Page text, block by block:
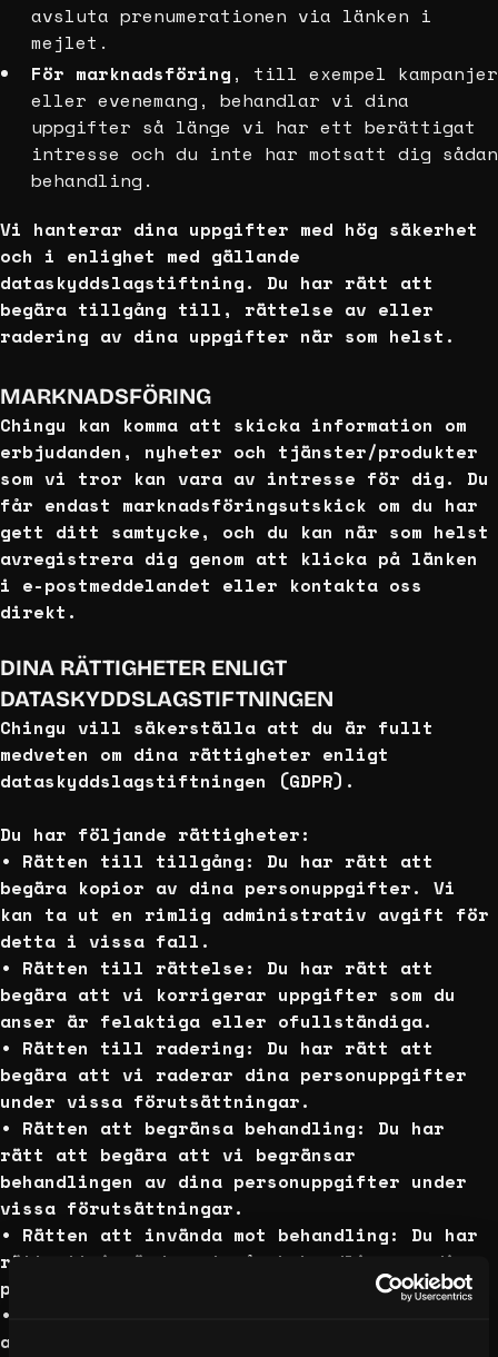
avsluta prenumerationen via länken i
mejlet.
För marknadsföring , till exempel kampanjer
eller evenemang, behandlar vi dina
uppgifter så länge vi har ett berättigat
intresse och du inte har motsatt dig sådan
behandling.
Vi hanterar dina uppgifter med hög säkerhet
och i enlighet med gällande
dataskyddslagstiftning. Du har rätt att
begära tillgång till, rättelse av eller
radering av dina uppgifter när som helst.
MARKNADSFÖRING
Chingu kan komma att skicka information om
erbjudanden, nyheter och tjänster/produkter
som vi tror kan vara av intresse för dig. Du
får endast marknadsföringsutskick om du har
gett ditt samtycke, och du kan när som helst
avregistrera dig genom att klicka på länken
i e-postmeddelandet eller kontakta oss
direkt.
DINA RÄTTIGHETER ENLIGT
DATASKYDDSLAGSTIFTNINGEN
Chingu vill säkerställa att du är fullt
medveten om dina rättigheter enligt
dataskyddslagstiftningen (GDPR).
Du har följande rättigheter:
• Rätten till tillgång: Du har rätt att
begära kopior av dina personuppgifter. Vi
kan ta ut en rimlig administrativ avgift för
detta i vissa fall.
• Rätten till rättelse: Du har rätt att
begära att vi korrigerar uppgifter som du
anser är felaktiga eller ofullständiga.
• Rätten till radering: Du har rätt att
begära att vi raderar dina personuppgifter
under vissa förutsättningar.
• Rätten att begränsa behandling: Du har
rätt att begära att vi begränsar
behandlingen av dina personuppgifter under
vissa förutsättningar.
• Rätten att invända mot behandling: Du har
rätt att invända mot vår behandling av dina
personuppgifter under vissa förutsättningar.
• Rätten till dataportabilitet: Du har rätt
att begära att vi överför dina uppgifter